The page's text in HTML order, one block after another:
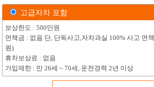
고급자차 포함
보상한도 : 500만원
면책금 : 없음 단, 단독사고,자차과실 100% 사고 면
원)
휴차보상료 : 없음
가입제한 : 만 26세 ~ 70세, 운전경력 2년 이상